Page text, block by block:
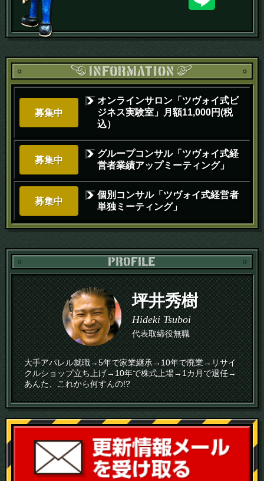
募集中
オンラインサロン「ツヴォイ式ビ
ジネス実験室」月額11,000円(税
込）
募集中
グループコンサル「ツヴォイ式経
営者業績アップミーティング」
募集中
個別コンサル「ツヴォイ式経営者
単独ミーティング」
坪井秀樹
Hideki Tsuboi
代表取締役無職
大手アパレル就職→5年で家業継承→10年で廃業→リサイ
クルショップ立ち上げ→10年で株式上場→1カ月で退任→
あんた、これから何すんの!?